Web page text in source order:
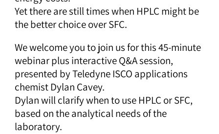
Yet there are still times when HPLC might be
the better choice over SFC.
We welcome you to join us for this 45-minute
webinar plus interactive Q&A session,
presented by Teledyne ISCO applications
chemist Dylan Cavey.
Dylan will clarify when to use HPLC or SFC,
based on the analytical needs of the
laboratory.